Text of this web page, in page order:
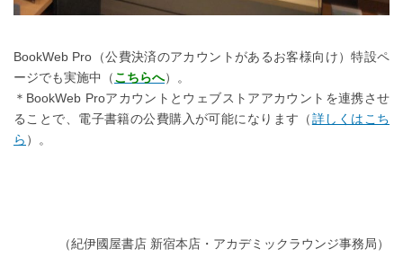
BookWeb Pro（公費決済のアカウントがあるお客様向け）特設ペ
ージでも実施中（こちらへ）。
＊BookWeb Proアカウントとウェブストアアカウントを連携させ
ることで、電子書籍の公費購入が可能になります（詳しくはこち
ら ）。
（紀伊國屋書店 新宿本店・アカデミックラウンジ事務局）